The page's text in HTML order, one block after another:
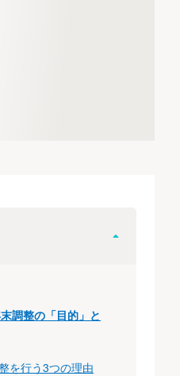
調整の「目的」と
を行う3つの理由